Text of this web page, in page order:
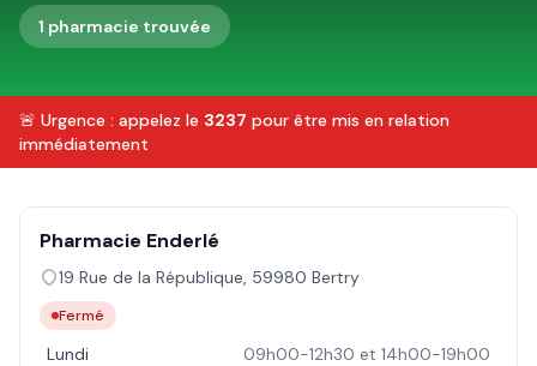
1 pharmacie trouvée
🚨 Urgence : appelez le 3237 pour être mis en relation
immédiatement
Pharmacie Enderlé
19 Rue de la République, 59980 Bertry
Fermé
Lundi
09h00-12h30 et 14h00-19h00